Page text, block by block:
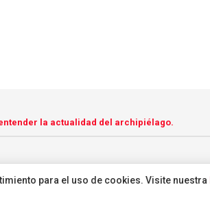
la actualidad del archipiélago.
para el uso de cookies. Visite nuestra